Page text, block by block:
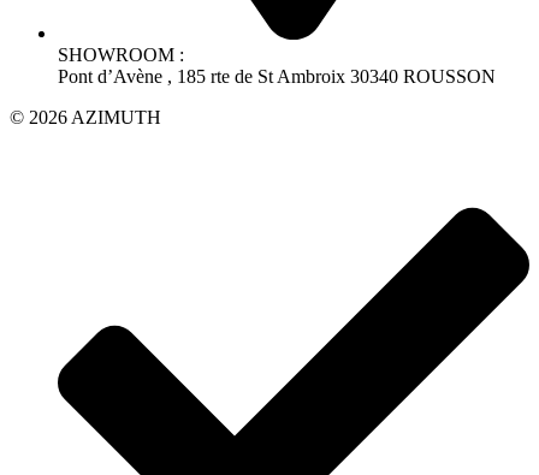
SHOWROOM :
Pont d’Avène , 185 rte de St Ambroix 30340 ROUSSON
© 2026 AZIMUTH